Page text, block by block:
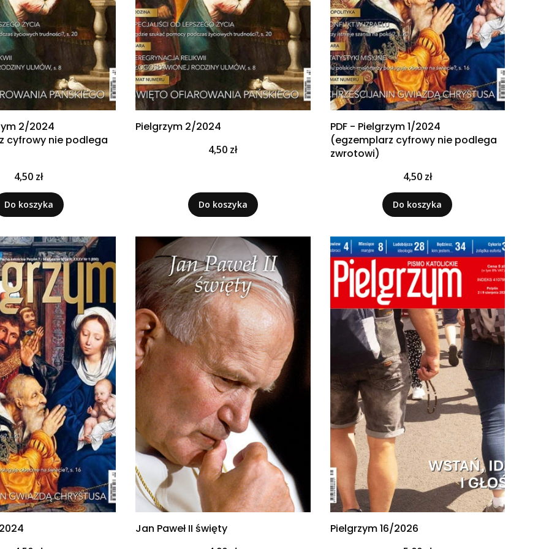
2/2024
cyfrowy nie podlega
Cena
4,50 zł
Do koszyka
Pielgrzym 2/2024
Cena
4,50 zł
Do koszyka
PDF - Pielgrzym 1/2024
(egzemplarz cyfrowy nie podlega
zwrotowi)
Cena
4,50 zł
Do koszyka
Jan Paweł II święty Pielgrzym 16/2026